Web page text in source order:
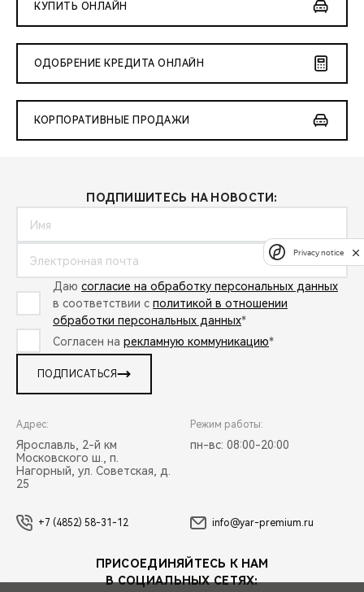
КУПИТЬ ОНЛАЙН
ОДОБРЕНИЕ КРЕДИТА ОНЛАЙН
КОРПОРАТИВНЫЕ ПРОДАЖИ
ПОДПИШИТЕСЬ НА НОВОСТИ:
Даю согласие на обработку персональных данных
в соответствии с политикой в отношении
обработки персональных данных*
Согласен на рекламную коммуникацию*
ПОДПИСАТЬСЯ
Адрес:
Ярославль, 2-й км
Московского ш., п.
Нагорный, ул. Советская, д.
25
Режим работы:
пн-вс: 08:00-20:00
+7 (4852) 58-31-12 info@yar-premium.ru
ПРИСОЕДИНЯЙТЕСЬ К НАМ
В СОЦИАЛЬНЫХ СЕТЯХ:
Privacy notice